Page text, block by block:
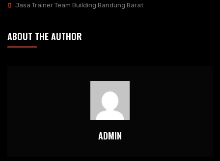
Tags
Jasa Trainer Team Building Bandung Barat
ABOUT THE AUTHOR
ADMIN